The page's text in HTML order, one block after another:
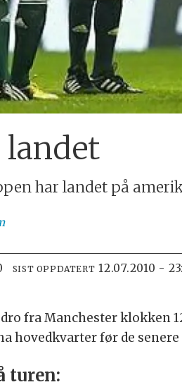
landet
har landet på
SIST OPPDATERT 12.07.2010 -
fra Manchester
hovedkvarter før de
turen: